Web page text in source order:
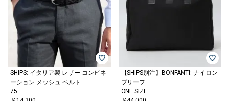
SHIPS: イタリア製 レザー コンビネ
ーション メッシュ ベルト
75
【SHIPS別注】BONFANTI: ナイロン
ブリーフ
ONE SIZE